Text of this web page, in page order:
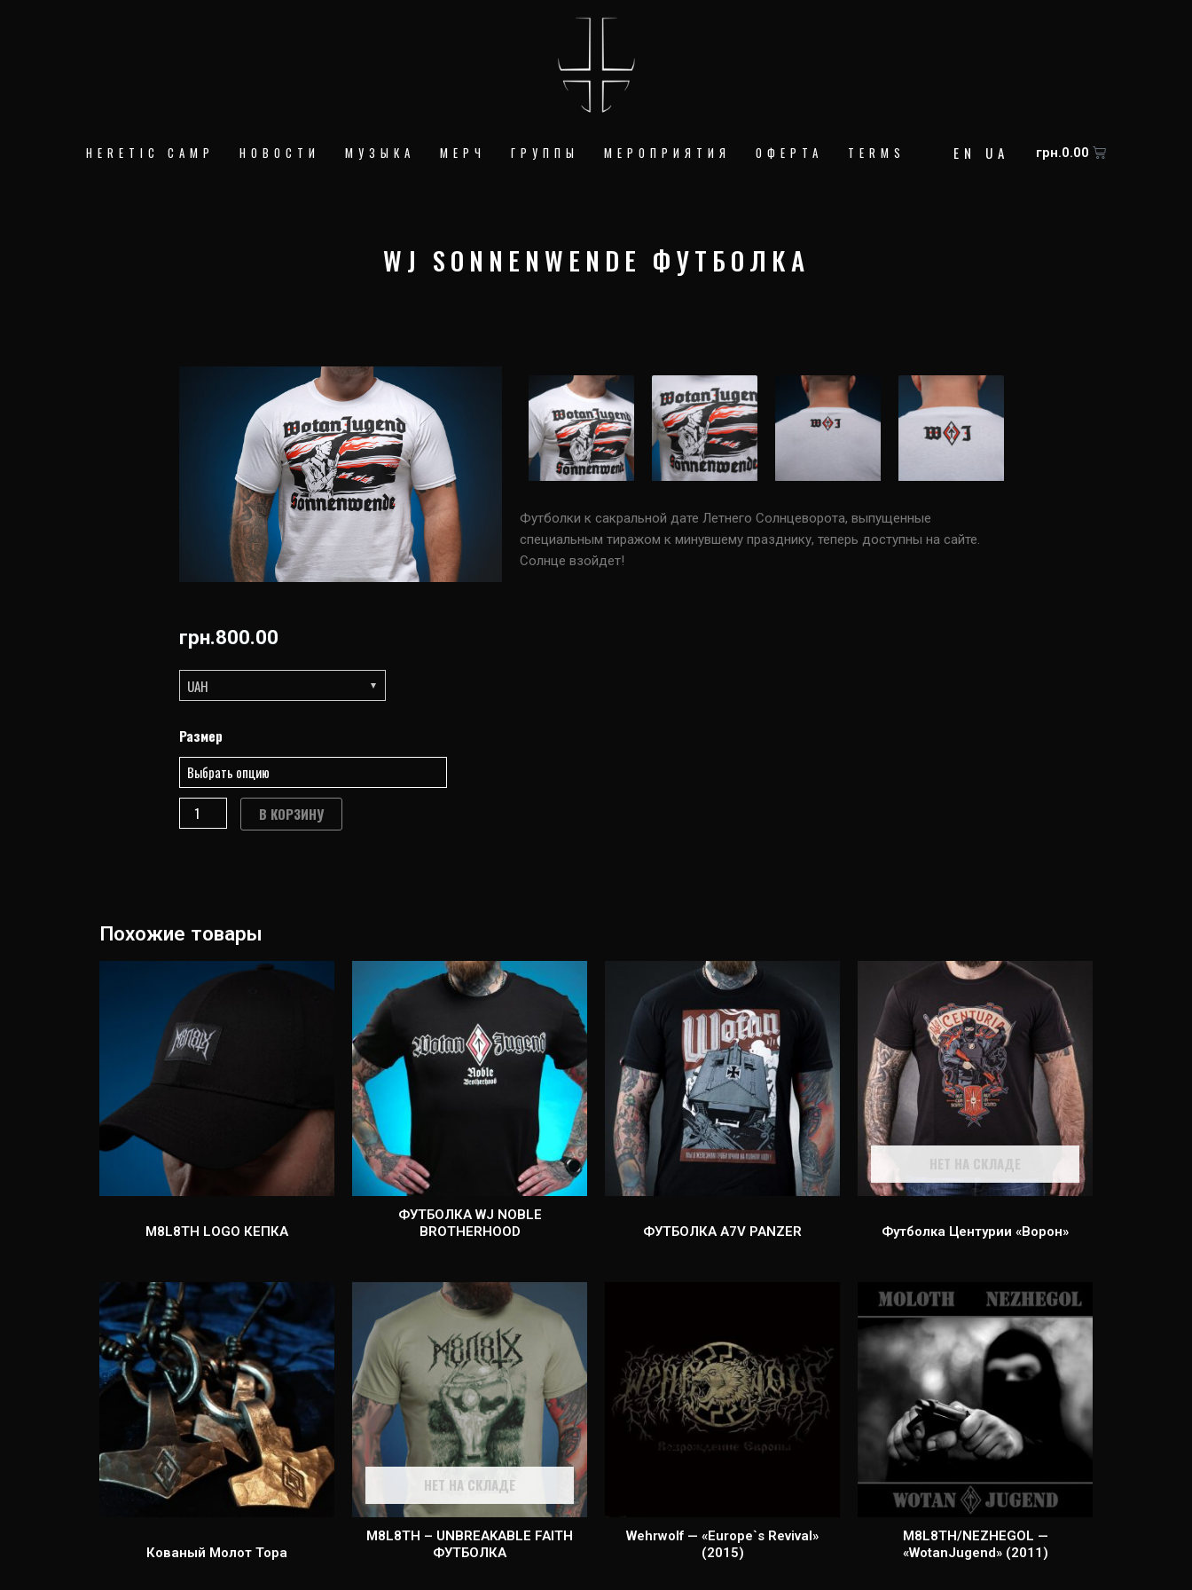
HERETIC CAMP НОВОСТИ МУЗЫКА МЕРЧ ГРУППЫ МЕРОПРИЯТИЯ ОФЕРТА TERMS EN UA грн.0.00 Корзина
WJ SONNENWENDE ФУТБОЛКА
грн.800.00
UAH
Размер
Количество
товара
WJ
SONNENWENDE
ФУТБОЛКА
В КОРЗИНУ
Футболки к сакральной дате Летнего Солнцеворота, выпущенные
специальным тиражом к минувшему празднику, теперь доступны на сайте.
Солнце взойдет!
Похожие товары
M8L8TH LOGO КЕПКА
ФУТБОЛКА WJ NOBLE
BROTHERHOOD
ФУТБОЛКА A7V PANZER
НЕТ НА СКЛАДЕ
Футболка Центурии «Ворон»
Кованый Молот Тора
НЕТ НА СКЛАДЕ
M8L8TH – UNBREAKABLE FAITH
ФУТБОЛКА
Wehrwolf — «Europe`s Revival»
(2015)
M8L8TH/NEZHEGOL —
«WotanJugend» (2011)